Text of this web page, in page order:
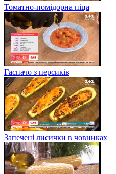
Томатно-помідорна піца
Гаспачо з персиків
Запечені лисички в човниках